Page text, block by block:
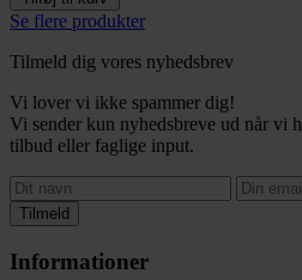
Se flere produkter
Tilmeld dig vores nyhedsbrev
Vi lover vi ikke spammer dig!
Vi sender kun nyhedsbreve ud når vi
tilbud eller faglige input.
Tilmeld
Informationer